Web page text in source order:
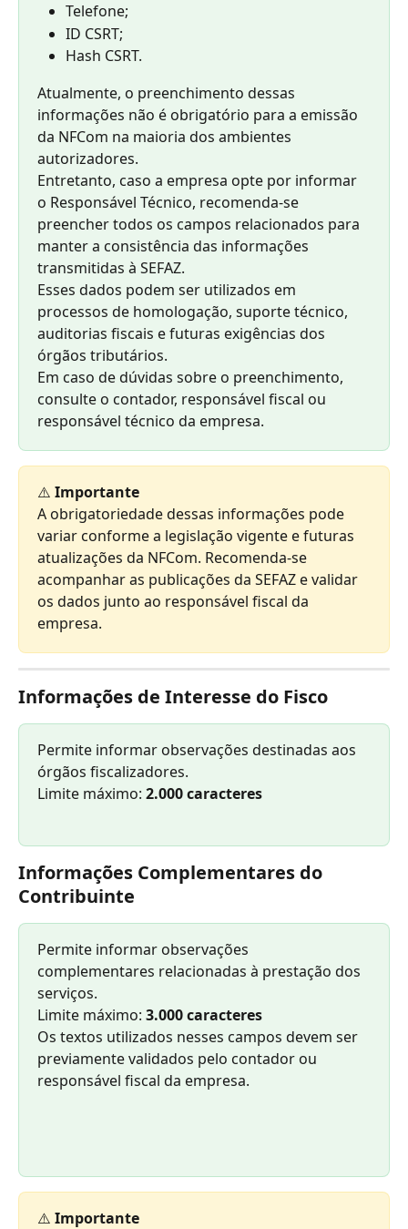
Telefone;
ID CSRT;
Hash CSRT.
Atualmente, o preenchimento dessas
informações não é obrigatório para a emissão
da NFCom na maioria dos ambientes
autorizadores.
Entretanto, caso a empresa opte por informar
o Responsável Técnico, recomenda-se
preencher todos os campos relacionados para
manter a consistência das informações
transmitidas à SEFAZ.
Esses dados podem ser utilizados em
processos de homologação, suporte técnico,
auditorias fiscais e futuras exigências dos
órgãos tributários.
Em caso de dúvidas sobre o preenchimento,
consulte o contador, responsável fiscal ou
responsável técnico da empresa.
⚠️ Importante
A obrigatoriedade dessas informações pode
variar conforme a legislação vigente e futuras
atualizações da NFCom. Recomenda-se
acompanhar as publicações da SEFAZ e validar
os dados junto ao responsável fiscal da
empresa.
Informações de Interesse do Fisco
Permite informar observações destinadas aos
órgãos fiscalizadores.
Limite máximo: 2.000 caracteres
Informações Complementares do
Contribuinte
Permite informar observações
complementares relacionadas à prestação dos
serviços.
Limite máximo: 3.000 caracteres
Os textos utilizados nesses campos devem ser
previamente validados pelo contador ou
responsável fiscal da empresa.
⚠️ Importante